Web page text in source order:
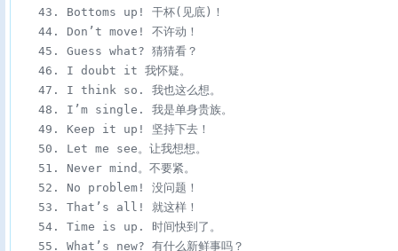
43. Bottoms up! 干杯(见底)！
44. Don’t move! 不许动！
45. Guess what? 猜猜看？
46. I doubt it 我怀疑。
47. I think so. 我也这么想。
48. I’m single. 我是单身贵族。
49. Keep it up! 坚持下去！
50. Let me see。让我想想。
51. Never mind。不要紧。
52. No problem! 没问题！
53. That’s all! 就这样！
54. Time is up. 时间快到了。
55. What’s new? 有什么新鲜事吗？